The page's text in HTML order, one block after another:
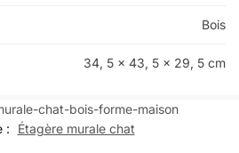
Bois
34, 5 x 43, 5 x 29, 5 cm
chat-bois-forme-maison
:
Étagère murale chat